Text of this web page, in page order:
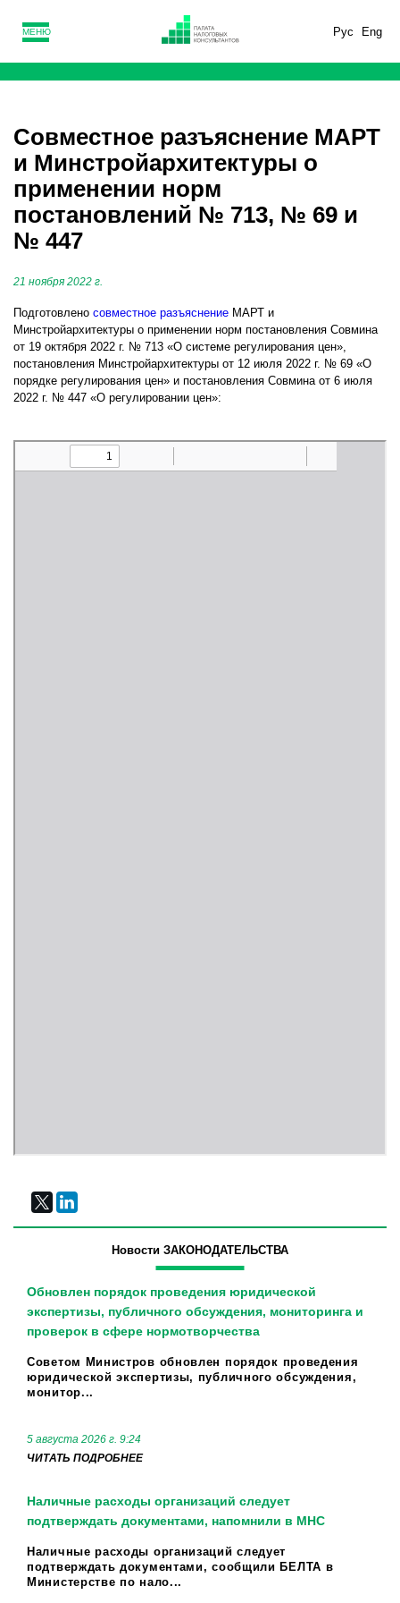
Рус Eng
МЕНЮ
Совместное разъяснение МАРТ
и Минстройархитектуры о
применении норм
постановлений № 713, № 69 и
№ 447
21 ноября 2022 г.
Подготовлено совместное разъяснение МАРТ и
Минстройархитектуры о применении норм постановления Совмина
от 19 октября 2022 г. № 713 «О системе регулирования цен»,
постановления Минстройархитектуры от 12 июля 2022 г. № 69 «О
порядке регулирования цен» и постановления Совмина от 6 июля
2022 г. № 447 «О регулировании цен»:
Новости ЗАКОНОДАТЕЛЬСТВА
Обновлен порядок проведения юридической
экспертизы, публичного обсуждения, мониторинга и
проверок в сфере нормотворчества
Советом Министров обновлен порядок проведения
юридической экспертизы, публичного обсуждения,
монитор...
5 августа 2026 г. 9:24
ЧИТАТЬ ПОДРОБНЕЕ
Наличные расходы организаций следует
подтверждать документами, напомнили в МНС
Наличные расходы организаций следует
подтверждать документами, сообщили БЕЛТА в
Министерстве по нало...